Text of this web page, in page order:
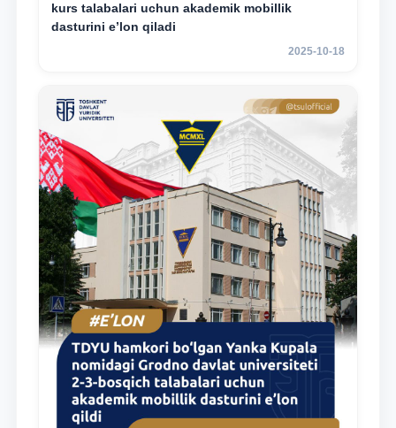
kurs talabalari uchun akademik mobillik
dasturini e’lon qiladi
2025-10-18